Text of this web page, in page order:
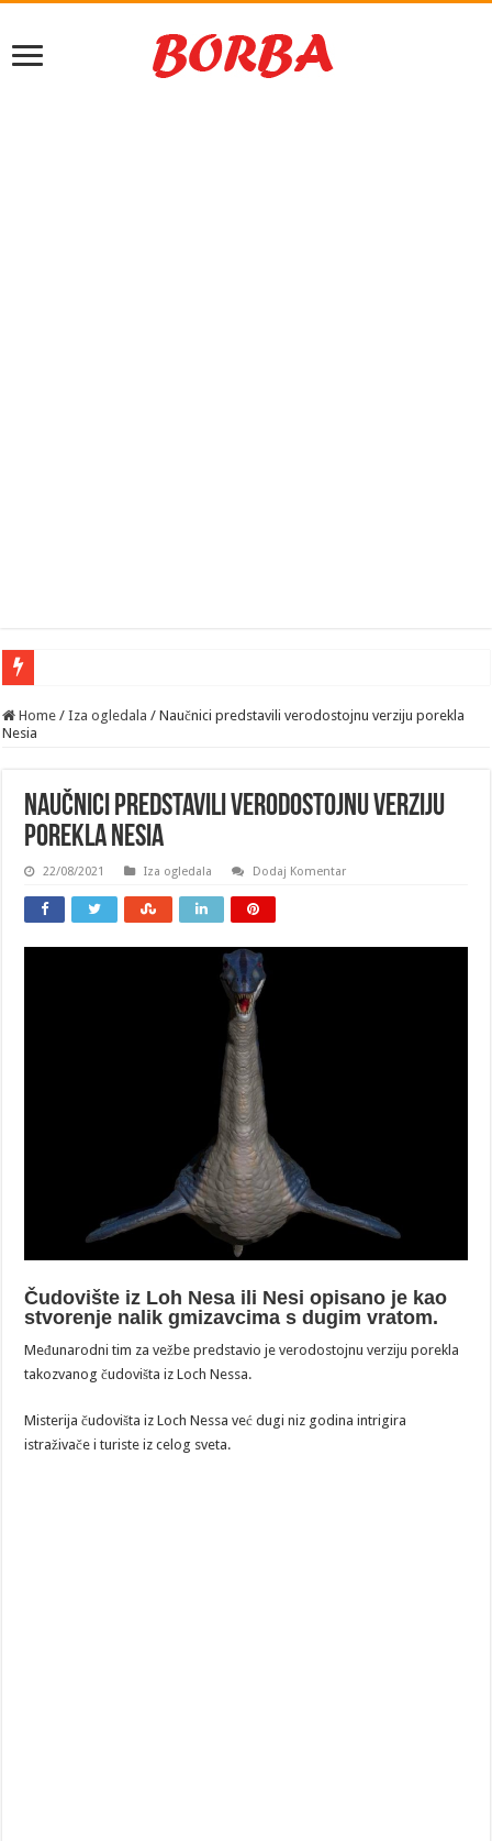
Home / Iza ogledala / Naučnici predstavili verodostojnu verziju porekla
Nesia
Naučnici predstavili verodostojnu verziju
porekla Nesia
22/08/2021 Iza ogledala Dodaj Komentar
Čudovište iz Loh Nesa ili Nesi opisano je kao
stvorenje nalik gmizavcima s dugim vratom.
Međunarodni tim za vežbe predstavio je verodostojnu verziju porekla
takozvanog čudovišta iz Loch Nessa.
Misterija čudovišta iz Loch Nessa već dugi niz godina intrigira
istraživače i turiste iz celog sveta.